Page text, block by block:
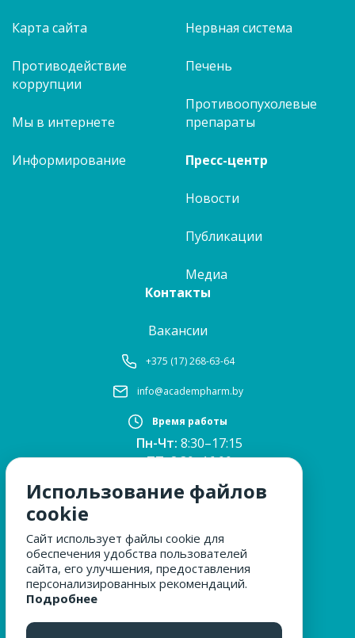
Карта сайта
Противодействие
коррупции
Мы в интернете
Информирование
Нервная система
Печень
Противоопухолевые
препараты
Пресс-центр
Новости
Публикации
Медиа
Контакты
Вакансии
+375 (17) 268-63-64
info@academpharm.by
Время работы
Пн-Чт: 8:30–17:15
ПТ:8:30–16:00
12:30–13:00
Сб, Вс:выходные
МЫ ЗА БЕЗОПАСНОСТЬ
ОБРАЩЕНИЯ ГРАЖДАН
Использование файлов
cookie
Сайт использует файлы cookie для
обеспечения удобства пользователей
сайта, его улучшения, предоставления
персонализированных рекомендаций.
Подробнее